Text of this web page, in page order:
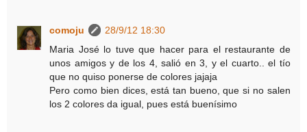
comoju
28/9/12 18:30
Maria José lo tuve que hacer para el restaurante de
unos amigos y de los 4, salió en 3, y el cuarto.. el tío
que no quiso ponerse de colores jajaja
Pero como bien dices, está tan bueno, que si no salen
los 2 colores da igual, pues está buenísimo